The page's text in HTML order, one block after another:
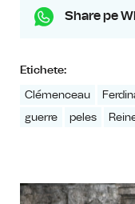
Share pe
Etichete:
Clémenceau
guerre
peles